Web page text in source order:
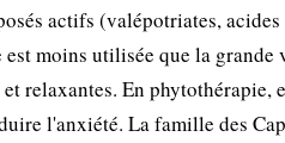
actifs (valépotriates,
moins utilisée que la
relaxantes. En
l'anxiété. La famille des